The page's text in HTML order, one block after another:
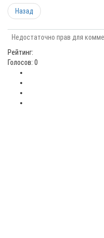
Назад
Недостаточно прав для
Рейтинг:
Голосов: 0